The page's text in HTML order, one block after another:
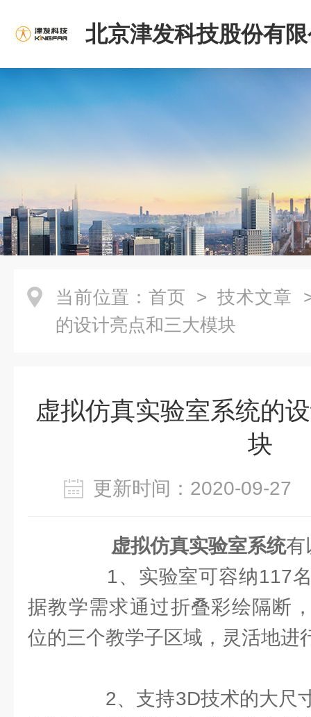
北京津发科技股份有
当前位置： 首页 > 技术文章
的设计亮点和三大模块
虚拟仿真实验室系统的
块
更新时间：2020-09-
虚拟仿真实验室系统有
1、实验室可容纳117名
据教学需求通过折叠彩绘隔断
位的三个教学子区域，灵活地进
2、支持3D技术的大尺